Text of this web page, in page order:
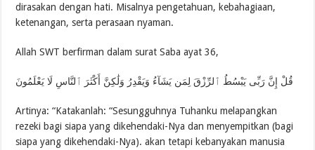
dirasakan dengan hati. Misalnya pengetahuan, kebahagiaan,
ketenangan, serta perasaan nyaman.
Allah SWT berfirman dalam surat Saba ayat 36,
قُلْ إِنَّ رَبِّى يَبْسُطُ ٱلرِّزْقَ لِمَن يَشَآءُ وَيَقْدِرُ وَلَٰكِنَّ أَكْثَرَ ٱلنَّاسِ لَا يَعْلَمُونَ
Artinya: “Katakanlah: “Sesungguhnya Tuhanku melapangkan
rezeki bagi siapa yang dikehendaki-Nya dan menyempitkan (bagi
siapa yang dikehendaki-Nya). akan tetapi kebanyakan manusia